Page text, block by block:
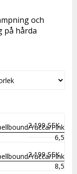
och
på hårda
2 199 SEK
Yucca/Pink
6,5
2 199 SEK
Yucca/Pink
8,5